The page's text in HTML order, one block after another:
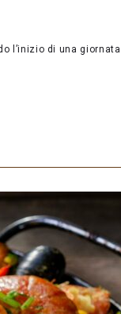
l’inizio di una giornata